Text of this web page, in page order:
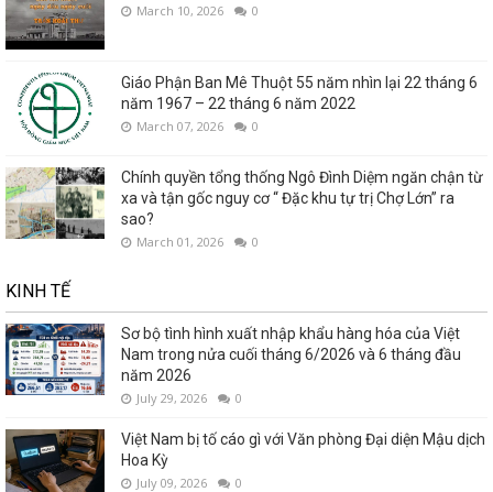
March 10, 2026 0
Giáo Phận Ban Mê Thuột 55 năm nhìn lại 22 tháng 6
năm 1967 – 22 tháng 6 năm 2022
March 07, 2026 0
Chính quyền tổng thống Ngô Đình Diệm ngăn chận từ
xa và tận gốc nguy cơ “ Đặc khu tự trị Chợ Lớn” ra
sao?
March 01, 2026 0
KINH TẾ
Sơ bộ tình hình xuất nhập khẩu hàng hóa của Việt
Nam trong nửa cuối tháng 6/2026 và 6 tháng đầu
năm 2026
July 29, 2026 0
Việt Nam bị tố cáo gì với Văn phòng Đại diện Mậu dịch
Hoa Kỳ
July 09, 2026 0